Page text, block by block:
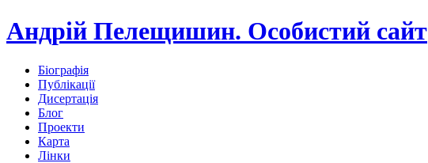
Андрій Пелещишин. Особистий сайт
Біографія
Публікації
Дисертація
Блог
Проекти
Карта
Лінки